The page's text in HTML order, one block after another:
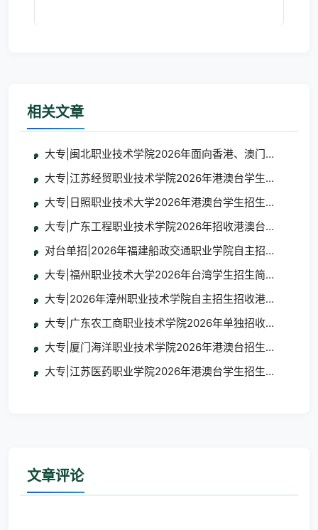
相关文章
大专|闽北职业技术学院2026年面向香港、澳门、台湾地
大专|江苏经贸职业技术学院2026年港澳台学生招生简章
大专|日照职业技术大学2026年港澳台学生招生简章
大专|广东工程职业技术学院2026年招收港澳台地区学生
对台单招|2026年福建船政交通职业学院自主招生招收台
大专|福州职业技术大学2026年台湾学生招生简章及报名表
大专|2026年漳州职业技术学院自主招生招收港澳台学生
大专|广东农工商职业技术学院2026年单独招收港澳台学
大专|厦门海洋职业技术学院2026年港澳台招生简章
大专|江苏医药职业学院2026年港澳台学生招生简章
文章评论